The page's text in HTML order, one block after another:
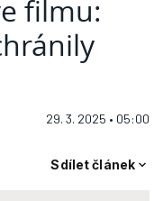
29. 3. 2025 • 05:00
Sdílet článek